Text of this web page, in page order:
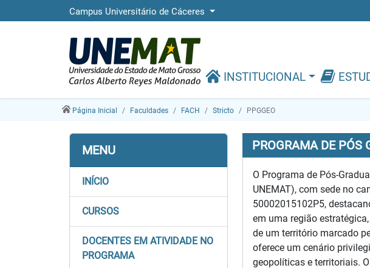
Campus Universitário de Cáceres
INSTITUCIONAL
Página Inicial Faculdades FACH Stricto PPGGEO
MENU
INÍCIO
CURSOS
DOCENTES EM ATIVIDADE NO
PROGRAMA
PROGRAMA DE PÓS
O Programa de Pós-
UNEMAT), com sede no
50002015102P5,
em uma região
de um território marcado
oferece um cenário
geopolíticas e territoriais.